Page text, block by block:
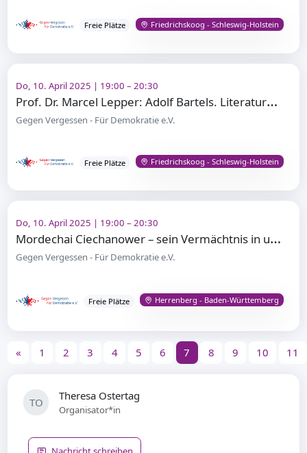
Freie Plätze Friedrichskoog - Schleswig-Holstein
Do, 10. April 2025 | 19:00 – 20:30
P
rof. Dr. Marcel Lepper: Adolf Bartels. Literaturgeschichte, Antisemitismus, Rechtsextremismus
Gegen Vergessen - Für Demokratie e.V.
Freie Plätze Friedrichskoog - Schleswig-Holstein
Do, 10. April 2025 | 19:00 – 20:30
M
ordechai Ciechanower – sein Vermächtnis in unseren Händen
Gegen Vergessen - Für Demokratie e.V.
Freie Plätze Herrenberg - Baden-Württemberg
« 1 2 3 4 5 6 7 8 9 10 11
TO Theresa Ostertag
Organisator*in